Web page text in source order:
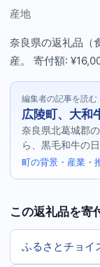
産地
奈良県の返礼品（
産。 寄付額:
編集者の記事を読む
広陵町、大和
奈良県北葛城郡
ら、黒毛和牛の
町の背景・産業・
この返礼品を寄
ふるさとチョイ